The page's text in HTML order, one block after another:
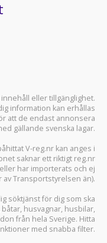
eller tillgänglighet.
information kan erhållas
att de endast annonsera
gällande svenska lagar.
V-reg.nr kan anges i
saknar ett riktigt reg.nr
har importerats och ej
Transportstyrelsen än).
söktjänst för dig som ska
båtar, husvagnar, husbilar,
från hela Sverige. Hitta
med snabba filter.